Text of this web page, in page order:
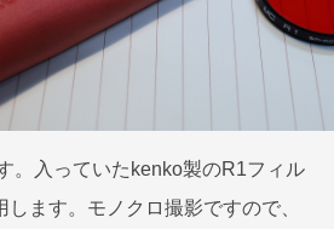
。入っていたkenko製のR1フィル
ます。モノクロ撮影ですので、